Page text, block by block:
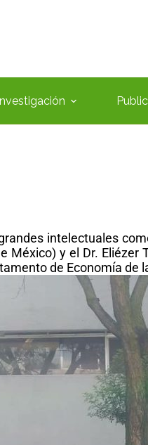
intelectuales
México) y el Dr. Eliézer
de Economía de